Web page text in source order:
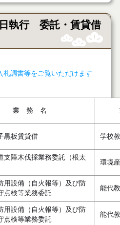
執行 委託・賃貸借
札調書等をご覧いただけます
業 務 名
黒板賃貸借 学校
支障木伐採業務委託（根太
環境
用設備（自火報等）及び防
点検等業務委託
能代
用設備（自火報等）及び防
点検等業務委託
能代